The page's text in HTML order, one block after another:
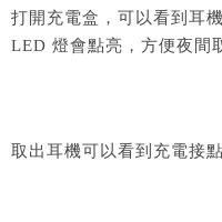
打開充電盒，可以看到耳
LED 燈會點亮，方便夜間
取出耳機可以看到充電接點